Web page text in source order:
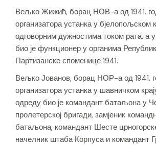
Вељко Жижић, борац НОВ-а од 1941.
организатора устанка у бјелопољском
одговорним дужностима током рата, а
био је функционер у органима
Партизанске споменице 1941.
Вељко Јованов, борац НОР-а од 1941.
организатора устанка у шавничком
одреду био је командант батаљона у
пролетерској бригади, замјеник
батаљона, командант Шесте
начелник штаба Корпуса и командант